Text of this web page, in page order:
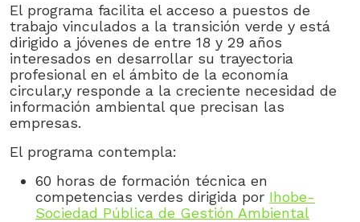
El programa facilita el acceso a puestos de
trabajo vinculados a la transición verde y está
dirigido a jóvenes de entre 18 y 29 años
interesados en desarrollar su trayectoria
profesional en el ámbito de la economía
circular,y responde a la creciente necesidad de
información ambiental que precisan las
empresas.
El programa contempla:
60 horas de formación técnica en
competencias verdes dirigida por Ihobe-
Sociedad Pública de Gestión Ambiental